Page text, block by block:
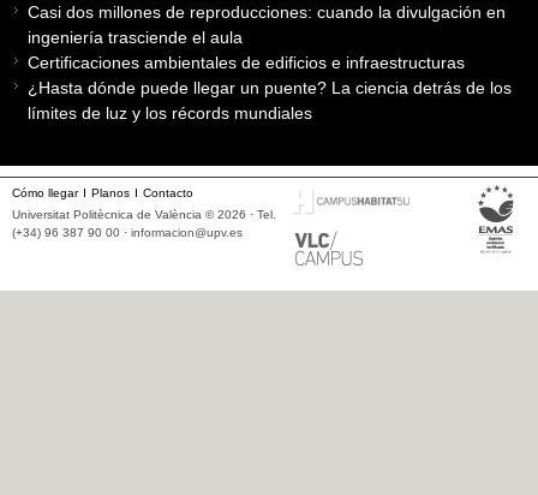
Casi dos millones de reproducciones: cuando la divulgación en
ingeniería trasciende el aula
Certificaciones ambientales de edificios e infraestructuras
¿Hasta dónde puede llegar un puente? La ciencia detrás de los
límites de luz y los récords mundiales
Cómo llegar Planos
Contacto
Universitat Politècnica de València © 2026 · Tel.
(+34) 96 387 90 00 · informacion@upv.es